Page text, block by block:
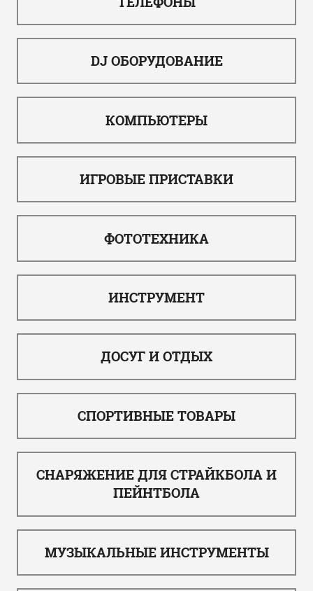
DJ ОБОРУДОВАНИЕ
КОМПЬЮТЕРЫ
ИГРОВЫЕ ПРИСТАВКИ
ФОТОТЕХНИКА
ИНСТРУМЕНТ
ДОСУГ И ОТДЫХ
СПОРТИВНЫЕ ТОВАРЫ
СНАРЯЖЕНИЕ ДЛЯ СТРАЙКБОЛА И
ПЕЙНТБОЛА
МУЗЫКАЛЬНЫЕ ИНСТРУМЕНТЫ